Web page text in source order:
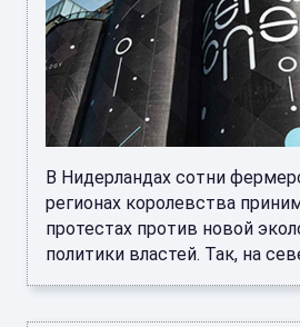
В Нидерландах сотни
регионах королевства
протестах против новой
политики властей. Так, на